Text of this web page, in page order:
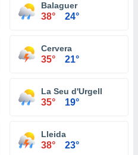
Balaguer
38° 24°
Cervera
35° 21°
La Seu d'Urgell
35° 19°
Lleida
38° 23°